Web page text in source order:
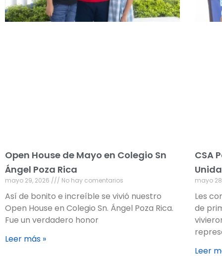
Open House de Mayo en Colegio Sn
Ángel Poza Rica
mayo 29, 2026 No hay comentarios
Así de bonito e increíble se vivió nuestro
Open House en Colegio Sn. Ángel Poza Rica.
Fue un verdadero honor
Leer más »
CSA
mayo
Les
de
Leer